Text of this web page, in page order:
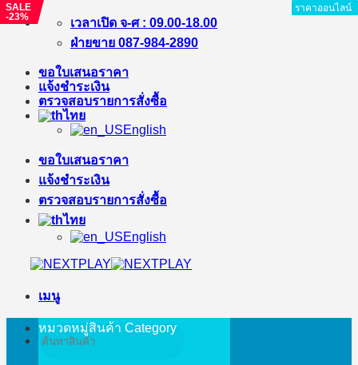
ข้าม
เนื้อหา
เวลาเปิด จ-ศ : 09.00-18.00
ฝ่ายขาย 087-984-2890
ขอใบเสนอราคา
แจ้งชำระเงิน
ตรวจสอบรายการสั่งซื้อ
ไทย
English
ขอใบเสนอราคา
แจ้งชำระเงิน
ตรวจสอบรายการสั่งซื้อ
ไทย
English
เมนู
ค้นหา:
หมวดหมู่สินค้า Category
ราคาออนไลน์
SALE
-23%
ราคาออนไลน์
ราคาออนไลน์
ราคาออนไลน์
ราคาออนไลน์
ราคาออนไลน์
SALE
-35%
ราคาออนไลน์
ราคาออนไลน์
ราคาออนไลน์